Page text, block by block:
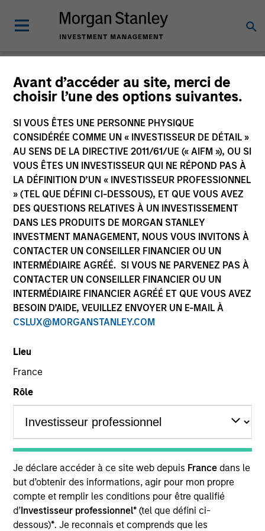
Avant d’accéder au site, merci de
choisir l’une des options suivantes.
SI VOUS ÊTES UNE PERSONNE PHYSIQUE
CONSIDÉRÉE COMME UN « INVESTISSEUR DE DÉTAIL »
AU SENS DE LA DIRECTIVE 2011/61/UE (« AIFM »), OU SI
VOUS ÊTES UN INVESTISSEUR QUI NE RÉPOND PAS À
LA DÉFINITION D’UN « INVESTISSEUR PROFESSIONNEL
» (TEL QUE DÉFINI CI-DESSOUS), ET QUE VOUS AVEZ
DES QUESTIONS RELATIVES À UN INVESTISSEMENT
DANS LES PRODUITS DE MORGAN STANLEY
INVESTMENT MANAGEMENT, NOUS VOUS INVITONS À
CONTACTER UN CONSEILLER FINANCIER OU UN
INTERMÉDIAIRE AGRÉÉ. SI VOUS NE PARVENEZ PAS À
CONTACTER UN CONSEILLER FINANCIER OU UN
INTERMÉDIAIRE FINANCIER AGRÉÉ ET QUE VOUS AVEZ
BESOIN D’AIDE, VEUILLEZ ENVOYER UN E-MAIL À
CSLUX@MORGANSTANLEY.COM
Lieu
France
Rôle
Je déclare accéder à ce site web depuis France dans le
but d’obtenir des informations, agir pour mon propre
compte et remplir les conditions pour être qualifié
d’Investisseur professionnel*(tel que défini ci-
dessous)*. Je reconnais et comprends que les
Veuillez envoyer un courriel àcslux@morganstanley.comsi vous
fonds incluant les marchés cibles à des fins de distribution. Des
informations sur les marchés cibles sont fournies pour permette
aux intermédiaires soumis aux règles de la MiFID en matière de
gouvernance des produits de remplir leurs obligations
réglementaires. Sauf confirmation spécifique de Morgan Stanley
Investment Management, ces informations ne sont pas
destinées aux investisseurs finaux.
Les utilisateurs sont invités à prendre connaissance des
conditions d’utilisation avant d’engager toute procédure, car
celles-ci mentionnent des restrictions légales et réglementaires
applicables à la diffusion des informations relatives aux produits